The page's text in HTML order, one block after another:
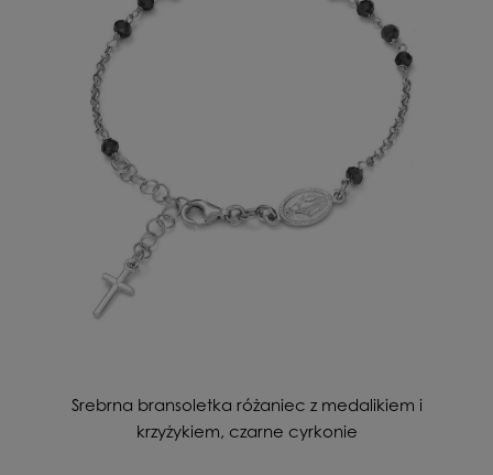
Srebrna bransoletka różaniec z medalikiem i
krzyżykiem, czarne cyrkonie